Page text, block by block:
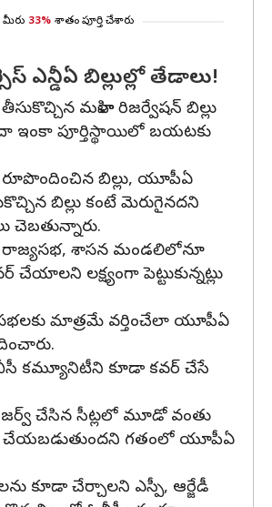
మీరు 33% శాతం పూర్తి చేశారు
ఎన్డీఏ బిల్లుల్లో తేడాలు!
మహిళా రిజర్వేషన్ బిల్లు
ఇంకా పూర్తిస్థాయిలో బయటకు
బిల్లు, యూపీఏ
బిల్లు కంటే మెరుగైనదని
చెబతున్నారు.
రాజ్యసభ, శాసన మండలిలోనూ
చేయాలని లక్ష్యంగా పెట్టుకున్నట్లు
మాత్రమే వర్తించేలా యూపీఏ
కమ్యూనిటీని కూడా కవర్ చేసే
రిజర్వ్ చేసిన సీట్లలో మూడో వంతు
చేయబడుతుందని గతంలో యూపీఏ
కూడా చేర్చాలని ఎస్పీ, ఆర్జేడీ